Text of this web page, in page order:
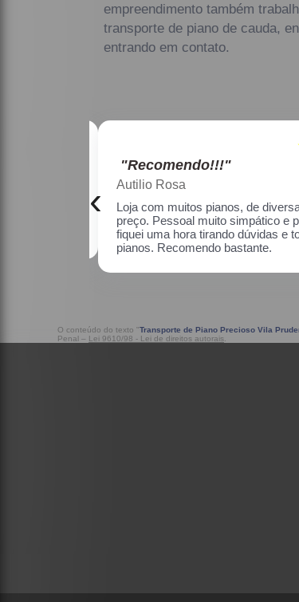
empreendimento também
transporte de piano de cauda,
entrando em contato.
"Recomendo!!!"
Maria Lúcia Franco Paião
Uma ótima loja, com pianos bons,
‹
O conteúdo do texto "Transporte de Piano Precioso Vila
Penal – Lei 9610/98 - Lei de direitos autorais